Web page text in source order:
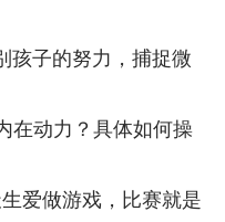
子的努力，捕捉微
动力？具体如何操
爱做游戏，比赛就是